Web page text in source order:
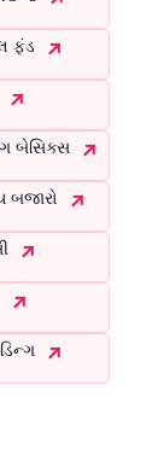
ફંડ
બેસિક્સ
બજારો